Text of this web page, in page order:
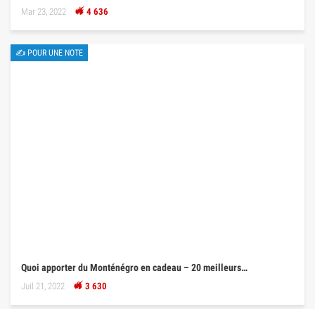
Mar 23, 2022 4 636
✍ POUR UNE NOTE
Quoi apporter du Monténégro en cadeau – 20 meilleurs…
Juil 21, 2022 3 630